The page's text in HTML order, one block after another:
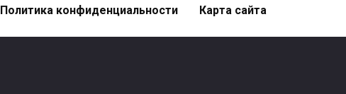
Политика конфиденциальности Карта сайта